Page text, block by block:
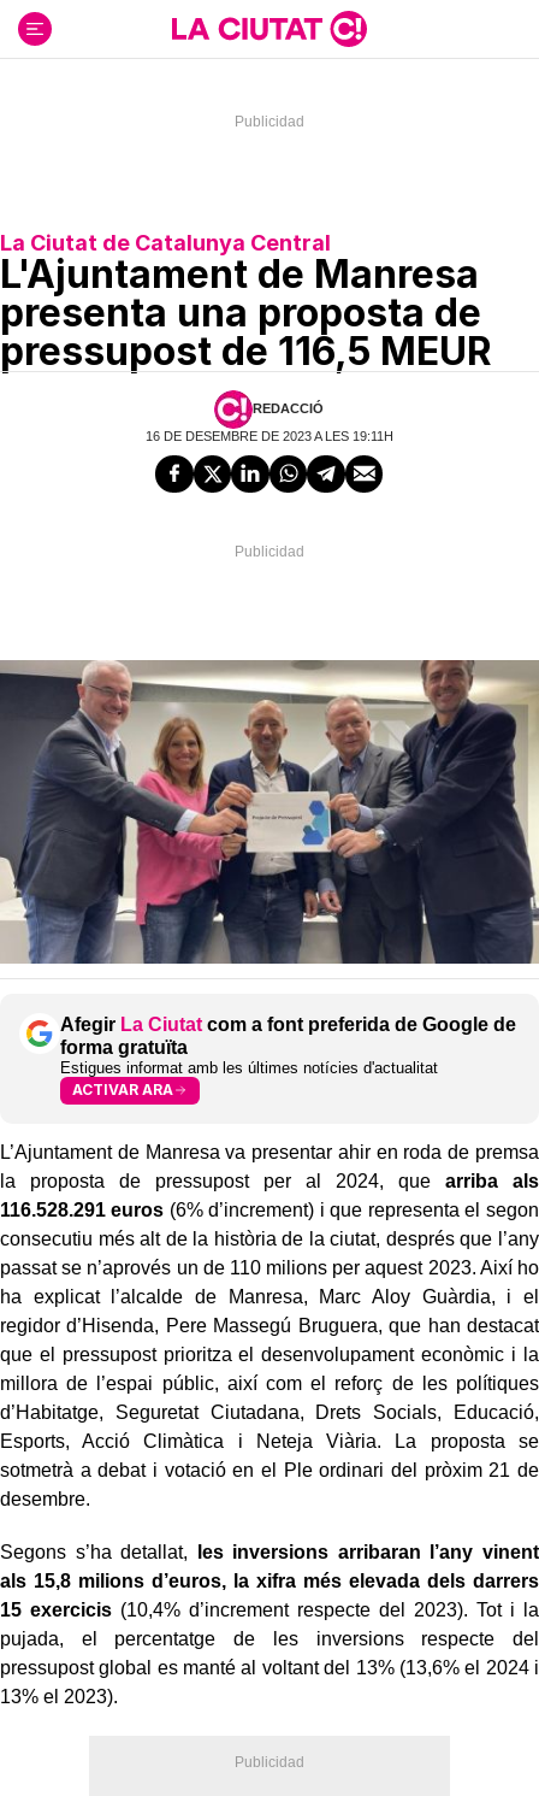
contenido
La Ciutat de Catalunya Central
L'Ajuntament de Manresa
presenta una proposta de
pressupost de 116,5 MEUR
REDACCIÓ
16 DE DESEMBRE DE 2023 A LES 19:11H
Afegir La Ciutat com a font preferida de Google de
forma gratuïta
Estigues informat amb les últimes notícies d'actualitat
ACTIVAR ARA
L’Ajuntament de Manresa va presentar ahir en roda de premsa
la proposta de pressupost per al 2024, que arriba als
116.528.291 euros (6% d’increment) i que representa el segon
consecutiu més alt de la història de la ciutat, després que l’any
passat se n’aprovés un de 110 milions per aquest 2023. Així ho
ha explicat l’alcalde de Manresa, Marc Aloy Guàrdia, i el
regidor d’Hisenda, Pere Massegú Bruguera, que han destacat
que el pressupost prioritza el desenvolupament econòmic i la
millora de l’espai públic, així com el reforç de les polítiques
d’Habitatge, Seguretat Ciutadana, Drets Socials, Educació,
Esports, Acció Climàtica i Neteja Viària. La proposta se
sotmetrà a debat i votació en el Ple ordinari del pròxim 21 de
desembre.
Segons s’ha detallat,
les inversions arribaran l’any vinent
als 15,8 milions d’euros, la xifra més elevada dels darrers
15 exercicis (10,4% d’increment respecte del 2023). Tot i la
pujada, el percentatge de les inversions respecte del
pressupost global es manté al voltant del 13% (13,6% el 2024 i
13% el 2023).